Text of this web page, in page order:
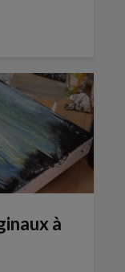
à